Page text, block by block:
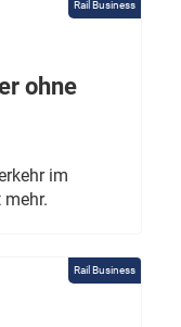
Rail Business
ohne
im
Rail Business